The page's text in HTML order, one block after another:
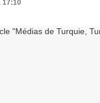
17:10